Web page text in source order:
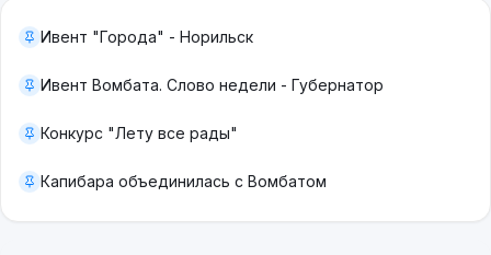
Ивент "Города" - Норильск
Ивент Вомбата. Слово недели - Губернатор
Конкурс "Лету все рады"
Капибара объединилась с Вомбатом